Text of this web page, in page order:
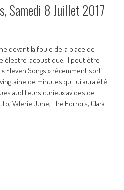
Samedi 8 Juillet 2017
devant la foule de la place de
électro-acoustique. Il peut être
Eleven Songs » récemment sorti
de minutes qui lui aura été
auditeurs curieux avides de
Valerie June, The Horrors, Clara